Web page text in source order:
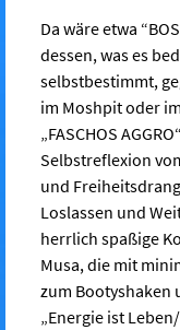
Da wäre etwa
dessen, was es
selbstbestimmt,
im Moshpit oder
„FASCHOS
Selbstreflexion
und
Loslassen und
herrlich spaßige
Musa, die mit
zum Bootyshaken
„Energie ist